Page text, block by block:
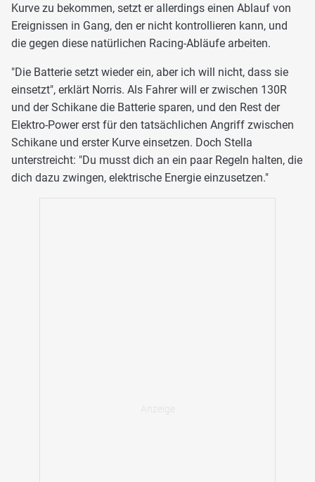
Kurve zu bekommen, setzt er allerdings einen Ablauf von
Ereignissen in Gang, den er nicht kontrollieren kann, und
die gegen diese natürlichen Racing-Abläufe arbeiten.
"Die Batterie setzt wieder ein, aber ich will nicht, dass sie
einsetzt", erklärt Norris. Als Fahrer will er zwischen 130R
und der Schikane die Batterie sparen, und den Rest der
Elektro-Power erst für den tatsächlichen Angriff zwischen
Schikane und erster Kurve einsetzen. Doch Stella
unterstreicht: "Du musst dich an ein paar Regeln halten, die
dich dazu zwingen, elektrische Energie einzusetzen."